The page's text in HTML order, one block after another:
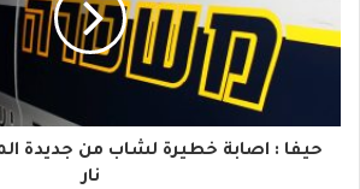
د
ا
حيفا : اصابة خطيرة لشاب من جديدة
نار